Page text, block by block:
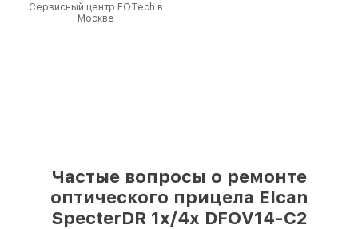
Сервисный центр EOTech в
Москве
Частые вопросы о ремонте
оптического прицела Elcan
SpecterDR 1x/4x DFOV14-C2